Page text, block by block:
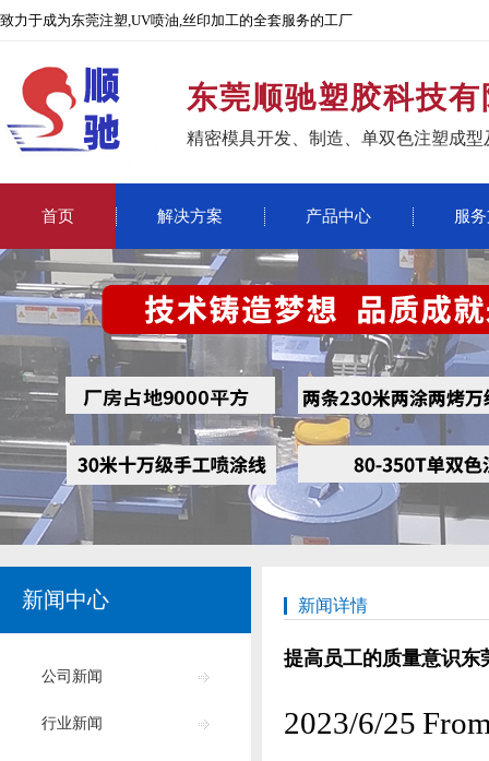
致力于成为东莞注塑,UV喷油,丝印加工的全套服务的工厂
东莞顺驰塑胶科技
精密模具开发、制造、单双色注塑成
首页 解决方案 产品中心 服
新闻中心
公司新闻
行业新闻
新闻详情
提高员工的质量意识东
2023/6/25